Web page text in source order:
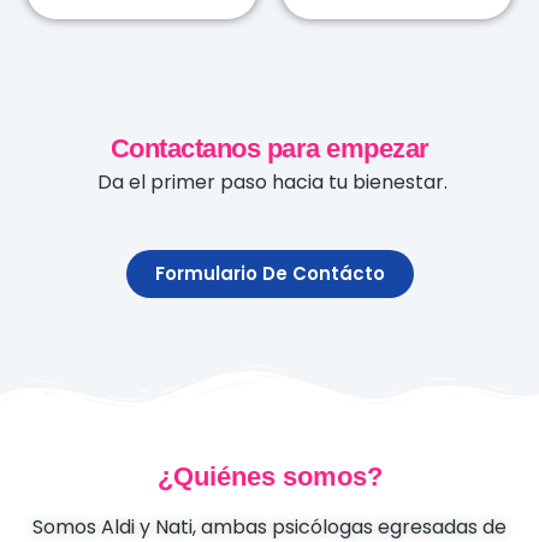
Contactanos para empezar
Da el primer paso hacia tu bienestar.
Formulario De Contácto
¿Quiénes somos?
Somos Aldi y Nati, ambas psicólogas egresadas de